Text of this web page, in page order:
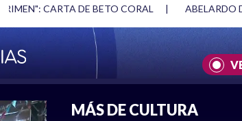
CARTA DE BETO CORAL | ABELARDO
MÁS DE CULTURA